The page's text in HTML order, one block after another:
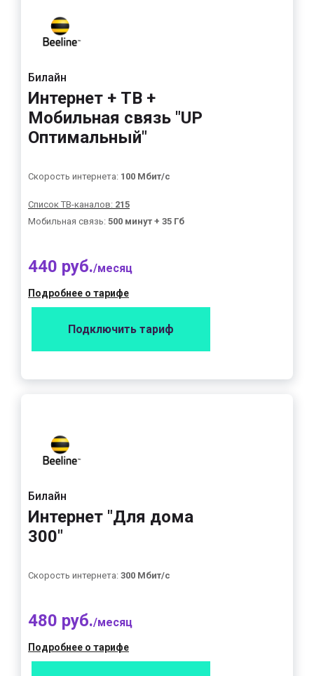
Билайн
Интернет + ТВ +
Мобильная связь "UP
Оптимальный"
Скорость интернета: 100 Мбит/с
Список ТВ-каналов: 215
Мобильная связь: 500 минут + 35 Гб
440 руб./месяц
Подробнее о тарифе
Подключить тариф
Билайн
Интернет "Для дома
300"
Скорость интернета: 300 Мбит/с
480 руб./месяц
Подробнее о тарифе